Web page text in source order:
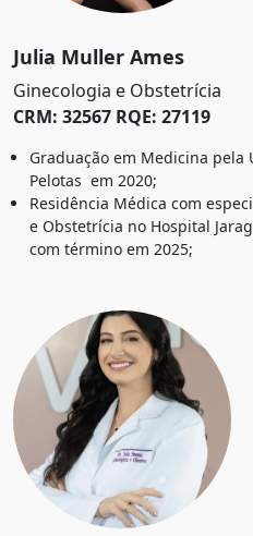
Julia Muller Ames
Ginecologia e Obstetrícia
CRM: 32567 RQE: 27119
Graduação em Medicina pela
Pelotas em 2020;
Residência Médica com
e Obstetrícia no Hospital
com término em 2025;